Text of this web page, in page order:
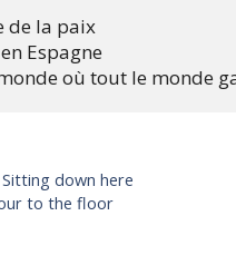
de la paix
Espagne
down here
to the floor